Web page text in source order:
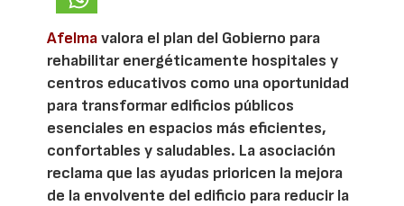
Afelmavalora el plan del Gobierno para
rehabilitar energéticamente hospitales y
centros educativos como una oportunidad
para transformar edificios públicos
esenciales en espacios más eficientes,
confortables y saludables. La asociación
reclama que las ayudas prioricen la mejora
de la envolvente del edificio para reducir la